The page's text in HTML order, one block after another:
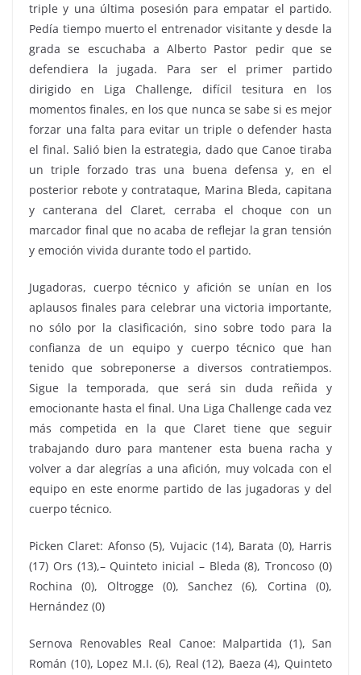
triple y una última posesión para empatar el partido.
Pedía tiempo muerto el entrenador visitante y desde la
grada se escuchaba a Alberto Pastor pedir que se
defendiera la jugada. Para ser el primer partido
dirigido en Liga Challenge, difícil tesitura en los
momentos finales, en los que nunca se sabe si es mejor
forzar una falta para evitar un triple o defender hasta
el final. Salió bien la estrategia, dado que Canoe tiraba
un triple forzado tras una buena defensa y, en el
posterior rebote y contrataque, Marina Bleda, capitana
y canterana del Claret, cerraba el choque con un
marcador final que no acaba de reflejar la gran tensión
y emoción vivida durante todo el partido.
Jugadoras, cuerpo técnico y afición se unían en los
aplausos finales para celebrar una victoria importante,
no sólo por la clasificación, sino sobre todo para la
confianza de un equipo y cuerpo técnico que han
tenido que sobreponerse a diversos contratiempos.
Sigue la temporada, que será sin duda reñida y
emocionante hasta el final. Una Liga Challenge cada vez
más competida en la que Claret tiene que seguir
trabajando duro para mantener esta buena racha y
volver a dar alegrías a una afición, muy volcada con el
equipo en este enorme partido de las jugadoras y del
cuerpo técnico.
Picken Claret: Afonso (5), Vujacic (14), Barata (0), Harris
(17) Ors (13),– Quinteto inicial – Bleda (8), Troncoso (0)
Rochina (0), Oltrogge (0), Sanchez (6), Cortina (0),
Hernández (0)
Sernova Renovables Real Canoe: Malpartida (1), San
Román (10), Lopez M.I. (6), Real (12), Baeza (4), Quinteto